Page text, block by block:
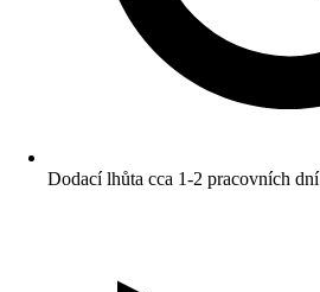
Dodací lhůta cca 1-2 pracovních dní